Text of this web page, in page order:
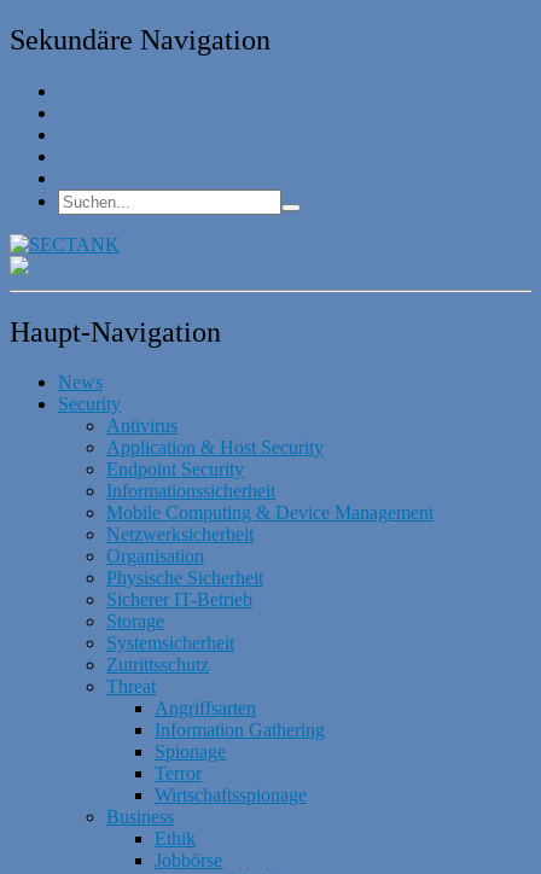
Sekundäre Navigation
Haupt-Navigation
News
Security
Antivirus
Application & Host Security
Endpoint Security
Informationssicherheit
Mobile Computing & Device Management
Netzwerksicherheit
Organisation
Physische Sicherheit
Sicherer IT-Betrieb
Storage
Systemsicherheit
Zutrittsschutz
Threat
Angriffsarten
Information Gathering
Spionage
Terror
Wirtschaftsspionage
Business
Ethik
Jobbörse